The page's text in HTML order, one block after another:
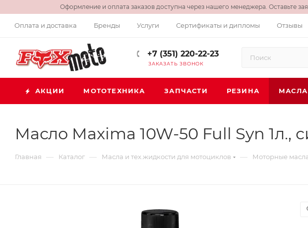
Оформление и оплата заказов доступна через нашего менеджера. Оставьте
Оплата и доставка Бренды Услуги Сертификаты и дипломы Отзывы
+7 (351) 220-22-23
ЗАКАЗАТЬ ЗВОНОК
АКЦИИ МОТОТЕХНИКА ЗАПЧАСТИ РЕЗИНА
Масло Maxima 10W-50 Full Syn 1л.,
Главная — Каталог — Масла и тех.жидкости для мотоциклов — Моторные